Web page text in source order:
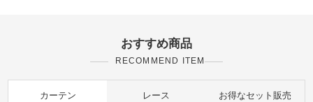
おすすめ商品
RECOMMEND ITEM
カーテン レース お得なセット販売